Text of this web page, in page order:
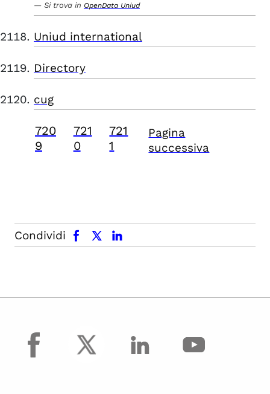
Si trova in OpenData Uniud
Uniud international
Directory
cug
720
9
721
0
721
1
Pagina
successiva
Condividi
facebook x.com linkedin
facebook